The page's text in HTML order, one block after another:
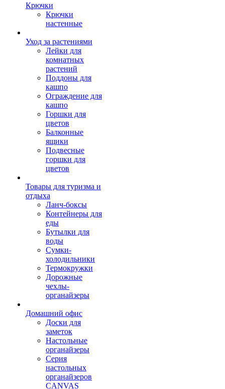
Крючки
Крючки
настенные
Уход за растениями
Лейки для
комнатных
растений
Поддоны для
кашпо
Ограждение для
кашпо
Горшки для
цветов
Балконные
ящики
Подвесные
горшки для
цветов
Товары для туризма и
отдыха
Ланч-боксы
Контейнеры для
еды
Бутылки для
воды
Сумки-
холодильники
Термокружки
Дорожные
чехлы-
органайзеры
Домашний офис
Доски для
заметок
Настольные
органайзеры
Серия
настольных
органайзеров
CANVAS